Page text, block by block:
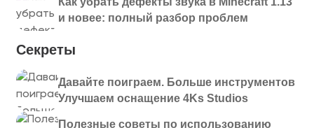
и новее: полный разбор проблем
Секреты
Давайте поиграем. Больше инструментов
Улучшаем оснащение 4Ks Studios
Полезные советы по использованию